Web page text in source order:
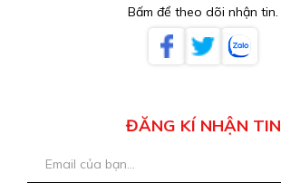
Bấm để theo dõi nhận tin.
ĐĂNG KÍ NHẬN TIN